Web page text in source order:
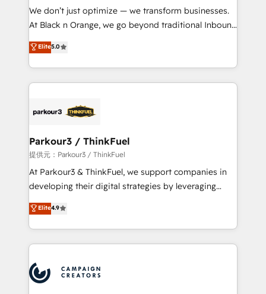
Développement des interfaces avec vos logiciels
métiers ⚙️ Configuration de la plateforme HubSpot
Book Process & Guidelines utilisateurs 🎓
Formations des utilisateurs
We don’t just optimize — we transform businesses.
At Black n Orange, we go beyond traditional Inbound
Marketing with our exclusive methodologies:
BOOMS and BOOST. Together, they form a powerful
combination that has driven success for over 800
businesses worldwide. As Elite HubSpot Partners, we
strategies that integrate data-driven marketing,
companies scale faster and smarter. 🔹 BOOMS:
Demand generation for all your buyers With BOOMS,
you invest in 100% of your buyers, accelerating your
growth and positioning yourself as an undisputed
transformation process A methodology designed to
implement HubSpot effectively and optimize your
record of business transformation, our growth-first
approach has helped brands dominate their
Elite5.0
Parkour3 / ThinkFuel
提供元：Parkour3 / ThinkFuel
At Parkour3 & ThinkFuel, we support companies in
developing their digital strategies by leveraging
technologies and automating their marketing and
sales processes to generate growth. Our offer spans
from Strategy to Operations. We specialize in CRM
onboarding and implementation, web design, sales
extensive experience working with tech companies
and manufacturers since 2002, we are committed to
Elite4.9